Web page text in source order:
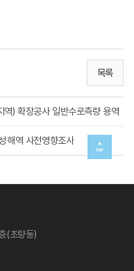
목록
) 확장공사 일반수로측량 용역
해역 사전영향조사
(초량동)